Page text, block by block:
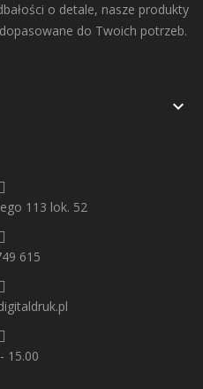
o detale, nasze produkty
do Twoich potrzeb.

113 lok. 52
615
15.00